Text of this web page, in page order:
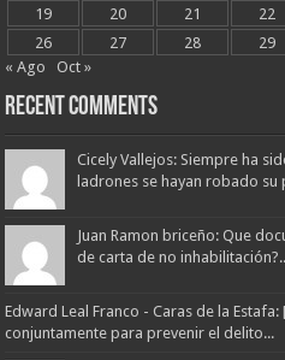
19
20 21 22
26
27 28 29
« Ago
Oct »
Recent Comments
Cicely Vallejos: Siempre ha
ladrones se hayan robado su
Juan Ramon briceño: Que
de carta de no
Edward Leal Franco - Caras de la
conjuntamente para prevenir el delito...